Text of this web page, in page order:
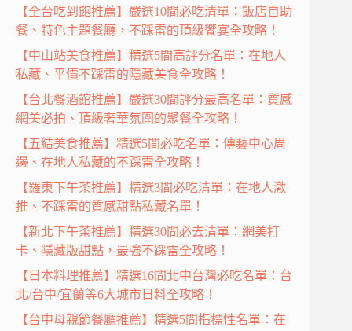
【全台吃到飽推薦】嚴選10間必吃清單：飯店自助
餐、特色主題餐廳，不踩雷的頂級饗宴全攻略！
【中山站美食推薦】精選5間高評分名單：在地人
私藏、平價不踩雷的隱藏美食全攻略！
【台北餐酒館推薦】嚴選30間評分最高名單：質感
網美必拍、頂級奢華氛圍的聚餐全攻略！
【五結美食推薦】精選5間必吃名單：傳藝中心周
邊、在地人私藏的不踩雷全攻略！
【羅東下午茶推薦】精選3間必吃清單：在地人激
推、不踩雷的質感甜點私藏名單！
【新北下午茶推薦】精選30間必去清單：網美打
卡、隱藏版甜點，最強不踩雷全攻略！
【日本料理推薦】精選16間北中台灣必吃名單：台
北/台中/宜蘭等6大城市日料全攻略！
【台中母親節餐廳推薦】精選5間指標性名單：在